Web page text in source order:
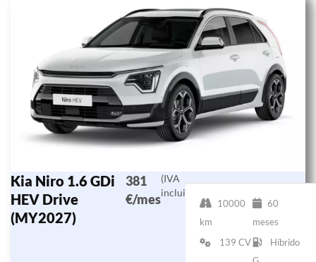
Kia Niro 1.6 GDi
HEV Drive
(MY2027)
381
€/mes
(IVA
incluido)
10000
km
60
meses
139 CV
Híbrido